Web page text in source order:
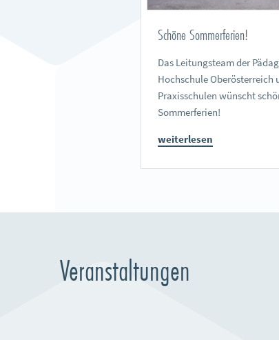
Schöne Sommerferien!
Das Leitungsteam der
Hochschule Oberösterreich
Praxisschulen wünscht
Sommerferien!
weiterlesen
Veranstaltungen